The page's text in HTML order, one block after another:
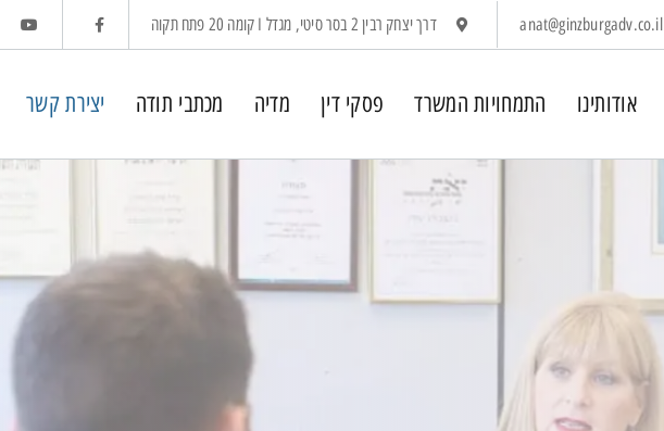
anat@ginzburgadv.co.il דרך יצחק רבין 2 בסר סיטי, מגדל I קומה 20 פתח תקוה
אודותינו התמחויות המשרד פסקי דין מדיה מכתבי תודה יצירת קשר